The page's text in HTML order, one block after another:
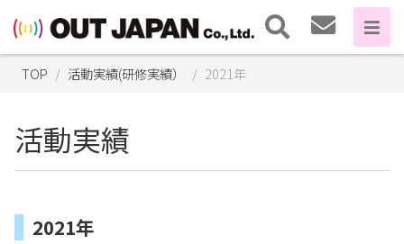
TOP 活動実績(研修実績） 2021年
活動実績
2021年